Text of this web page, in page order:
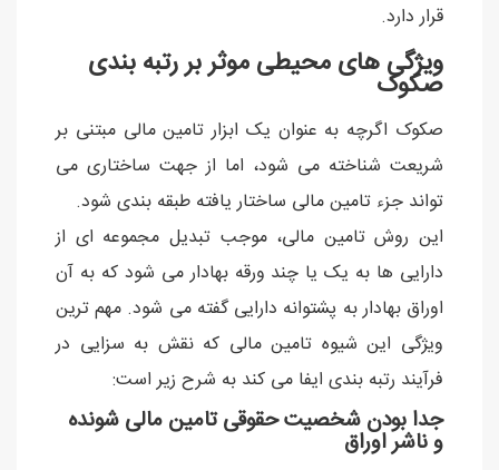
قرار دارد.
ویژگی های محیطی موثر بر رتبه بندی
صکوک
صکوک اگرچه به عنوان یک ابزار تامین مالی مبتنی بر
شریعت شناخته می شود، اما از جهت ساختاری می
تواند جزء تامین مالی ساختار یافته طبقه بندی شود.
این روش تامین مالی، موجب تبدیل مجموعه ای از
دارایی ها به یک یا چند ورقه بهادار می شود که به آن
اوراق بهادار به پشتوانه دارایی گفته می شود. مهم ترین
ویژگی این شیوه تامین مالی که نقش به سزایی در
فرآیند رتبه بندی ایفا می کند به شرح زیر است:
جدا بودن شخصیت حقوقی تامین مالی شونده
و ناشر اوراق